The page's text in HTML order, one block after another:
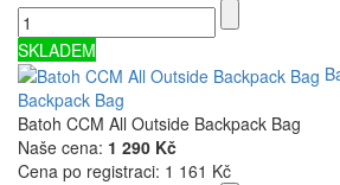
SKLADEM
Backpack Bag
Batoh CCM All Outside Backpack Bag
Naše cena: 1 290 Kč
Cena po registraci: 1 161 Kč